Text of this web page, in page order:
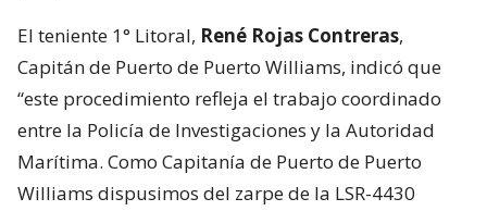
El teniente 1° Litoral, René Rojas Contreras,
Capitán de Puerto de Puerto Williams, indicó que
“este procedimiento refleja el trabajo coordinado
entre la Policía de Investigaciones y la Autoridad
Marítima. Como Capitanía de Puerto de Puerto
Williams dispusimos del zarpe de la LSR-4430